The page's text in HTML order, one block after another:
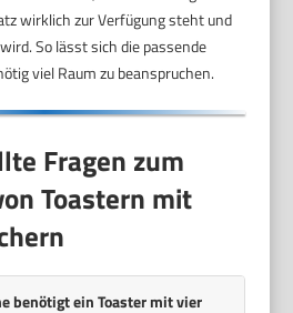
wirklich zur Verfügung steht und
So lässt sich die passende
viel Raum zu beanspruchen.
Fragen zum
Toastern mit
benötigt ein Toaster mit vier